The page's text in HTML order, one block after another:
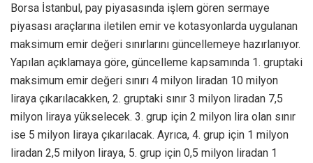
Borsa İstanbul, pay piyasasında işlem gören sermaye
piyasası araçlarına iletilen emir ve kotasyonlarda uygulanan
maksimum emir değeri sınırlarını güncellemeye hazırlanıyor.
Yapılan açıklamaya göre, güncelleme kapsamında 1. gruptaki
maksimum emir değeri sınırı 4 milyon liradan 10 milyon
liraya çıkarılacakken, 2. gruptaki sınır 3 milyon liradan 7,5
milyon liraya yükselecek. 3. grup için 2 milyon lira olan sınır
ise 5 milyon liraya çıkarılacak. Ayrıca, 4. grup için 1 milyon
liradan 2,5 milyon liraya, 5. grup için 0,5 milyon liradan 1